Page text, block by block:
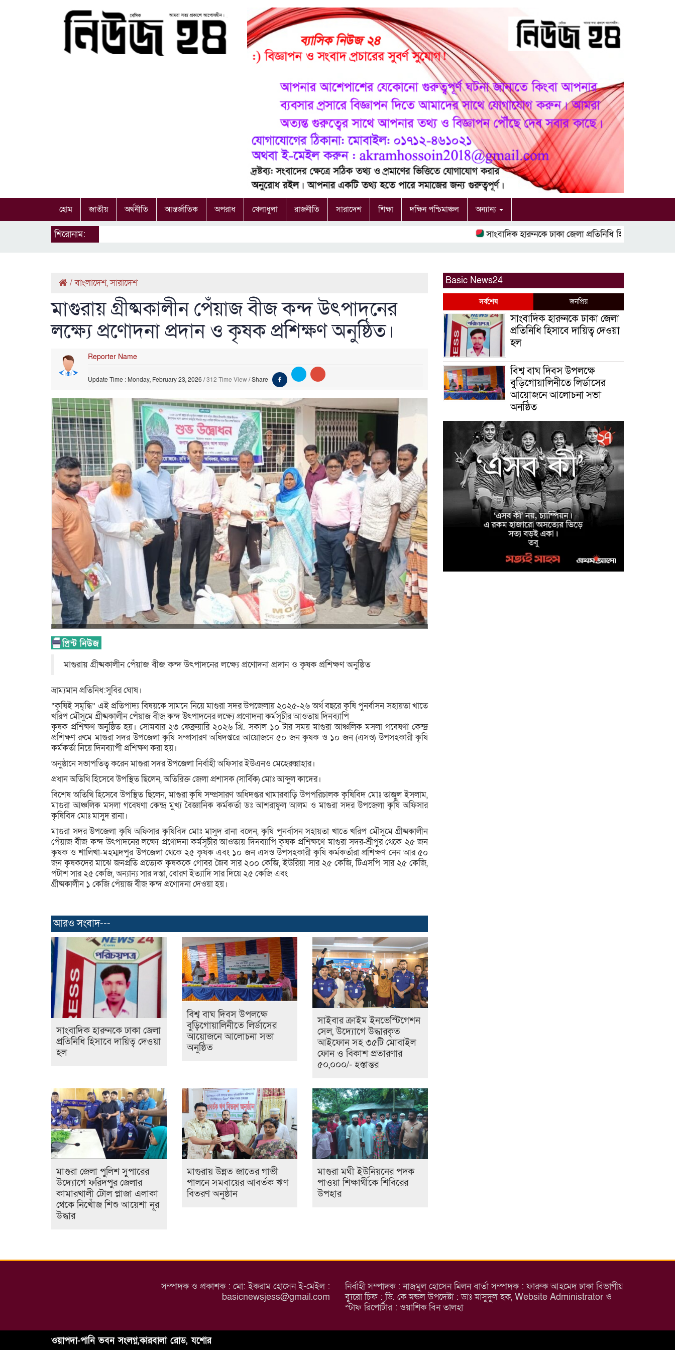
হোম জাতীয় অর্থনীতি আন্তর্জাতিক অপরাধ খেলাধুলা রাজনীতি সারাদেশ শিক্ষা দক্ষিন পশ্চিমাঞ্চল অন্যান্য
শিরোনাম: সাংবাদিক হারুনকে ঢাকা জেলা প্রতিনিধি হিসাবে দায়িত্ব দেওয়া হল
/বাংলাদেশ,সারাদেশ
মাগুরায় গ্রীষ্মকালীন পেঁয়াজ বীজ কন্দ উৎপাদনের
লক্ষ্যে প্রণোদনা প্রদান ও কৃষক প্রশিক্ষণ অনুষ্ঠিত।
Reporter Name
Update Time : Monday, February 23, 2026 /312 Time View/Share
মাগুরায় গ্রীষ্মকালীন পেঁয়াজ বীজ কন্দ উৎপাদনের লক্ষ্যে প্রণোদনা প্রদান ও কৃষক প্রশিক্ষণ অনুষ্ঠিত
ভ্রাম্যমান প্রতিনিধ:সুবির ঘোষ।
“কৃষিই সমৃদ্ধি” এই প্রতিপাদ্য বিষয়কে সামনে নিয়ে মাগুরা সদর উপজেলায় ২০২৫-২৬ অর্থ বছরে কৃষি পুনর্বাসন সহায়তা খাতে
খরিপ মৌসুমে গ্রীষ্মকালীন পেঁয়াজ বীজ কন্দ উৎপাদনের লক্ষ্যে প্রণোদনা কর্মসূচীর আওতায় দিনব্যাপি
কৃষক প্রশিক্ষণ অনুষ্ঠিত হয়। সোমবার ২৩ ফেব্রুয়ারি ২০২৬ খ্রি. সকাল ১০ টার সময় মাগুরা আঞ্চলিক মসলা গবেষণা কেন্দ্র
প্রশিক্ষণ রুমে মাগুরা সদর উপজেলা কৃষি সম্প্রসারণ অধিদপ্তরে আয়োজনে ৫০ জন কৃষক ও ১০ জন (এসও) উপসহকারী কৃষি
কর্মকর্তা নিয়ে দিনব্যাপী প্রশিক্ষণ করা হয়।
অনুষ্ঠানে সভাপতিত্ব করেন মাগুরা সদর উপজেলা নির্বাহী অফিসার ইউএনও মেহেরুন্নাহার।
প্রধান অতিথি হিসেবে উপস্থিত ছিলেন, অতিরিক্ত জেলা প্রশাসক (সার্বিক) মোঃ আব্দুল কাদের।
বিশেষ অতিথি হিসেবে উপস্থিত ছিলেন, মাগুরা কৃষি সম্প্রসারণ অধিদপ্তর খামারবাড়ি উপপরিচালক কৃষিবিদ মোঃ তাজুল ইসলাম,
মাগুরা আঞ্চলিক মসলা গবেষণা কেন্দ্র মুখ্য বৈজ্ঞানিক কর্মকর্তা ডঃ আশরাফুল আলম ও মাগুরা সদর উপজেলা কৃষি অফিসার
কৃষিবিদ মোঃ মাসুদ রানা।
মাগুরা সদর উপজেলা কৃষি অফিসার কৃষিবিদ মোঃ মাসুদ রানা বলেন, কৃষি পুনর্বাসন সহায়তা খাতে খরিপ মৌসুমে গ্রীষ্মকালীন
পেঁয়াজ বীজ কন্দ উৎপাদনের লক্ষ্যে প্রণোদনা কর্মসূচীর আওতায় দিনব্যাপি কৃষক প্রশিক্ষণে মাগুরা সদর-শ্রীপুর থেকে ২৫ জন
কৃষক ও শালিখা-মহম্মদপুর উপজেলা থেকে ২৫ কৃষক এবং ১০ জন এসও উপসহকারী কৃষি কর্মকর্তারা প্রশিক্ষণ নেন আর ৫০
জন কৃষকদের মাঝে জনপ্রতি প্রত্যেক কৃষককে গোবর জৈব সার ২০০ কেজি, ইউরিয়া সার ২৫ কেজি, টিএসপি সার ২৫ কেজি,
পটাশ সার ২৫ কেজি, অন্যান্য সার দস্তা, বোরণ ইত্যাদি সার দিয়ে ২৫ কেজি এবং
গ্রীষ্মকালীন ১ কেজি পেঁয়াজ বীজ কন্দ প্রণোদনা দেওয়া হয়।
আরও সংবাদ---
সাংবাদিক হারুনকে ঢাকা জেলা
প্রতিনিধি হিসাবে দায়িত্ব দেওয়া
হল
বিশ্ব বাঘ দিবস উপলক্ষে
বুড়িগোয়ালিনীতে লির্ডাসের
আয়োজনে আলোচনা সভা
অনুষ্ঠিত
সাইবার ক্রাইম ইনভেস্টিগেশন
সেল, উদ্যোগে উদ্ধারকৃত
আইফোন সহ ৩৫টি মোবাইল
ফোন ও বিকাশ প্রতারণার
৫০,০০০/- হস্তান্তর
মাগুরা জেলা পুলিশ সুপারের
উদ্যোগে ফরিদপুর জেলার
কামারখালী টোল প্লাজা এলাকা
থেকে নিখোঁজ শিশু আয়েশা নূর
উদ্ধার
মাগুরায় উন্নত জাতের গাভী
পালনে সমবায়ের আবর্তক ঋণ
বিতরণ অনুষ্ঠান
মাগুরা মঘী ইউনিয়নের পদক
পাওয়া শিক্ষার্থীকে শিবিরের
উপহার
Basic News24
সর্বশেষ জনপ্রিয়
সাংবাদিক হারুনকে ঢাকা জেলা
প্রতিনিধি হিসাবে দায়িত্ব দেওয়া
হল
বিশ্ব বাঘ দিবস উপলক্ষে
বুড়িগোয়ালিনীতে লির্ডাসের
আয়োজনে আলোচনা সভা
অনুষ্ঠিত
সাইবার ক্রাইম ইনভেস্টিগেশন
সেল, উদ্যোগে উদ্ধারকৃত
আইফোন সহ ৩৫টি মোবাইল
ফোন ও বিকাশ প্রতারণার
৫০,০০০/- হস্তান্তর
মাগুরা জেলা পুলিশ সুপারের
উদ্যোগে ফরিদপুর জেলার
কামারখালী টোল প্লাজা এলাকা
থেকে নিখোঁজ শিশু আয়েশা নূর
মাগুরায় উন্নত জাতের গাভী
পালনে সমবায়ের আবর্তক ঋণ
সম্পাদক ও প্রকাশক : মো: ইকরাম হোসেন ই-মেইল :
basicnewsjess@gmail.com
নির্বাহী সম্পাদক : নাজমুল হোসেন মিলন বার্তা সম্পাদক : ফারুক আহমেদ ঢাকা বিভাগীয়
ব্যুরো চিফ : ডি. কে মন্ডল উপদেষ্টা : ডাঃ মাসুদুল হক, Website Administrator ও
স্টাফ রিপোর্টার : ওয়াশিক বিন তালহা
ওয়াপদা-পানি ভবন সংলগ্ন,কারবালা রোড, যশোর